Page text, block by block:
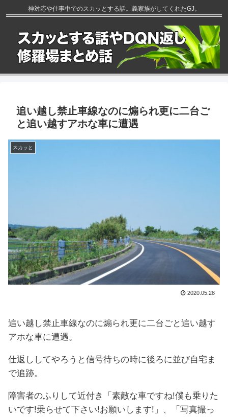
神対応や仕事中でのスカッとする話。義家族がしてくれたGJ。
追い越し禁止車線なのに煽られ更に二台ご
と追い越すアホな車に遭遇
スカッと
2020.05.28
追い越し禁止車線なのに煽られ更に二台ごと追い越す
アホな車に遭遇。
仕返ししてやろうと信号待ちの時に後ろに並び自宅ま
で追跡。
障害者のふりして近付き「素敵な車ですね!僕も乗りた
いです!乗らせて下さい!お願いします!」、「写真撮っ